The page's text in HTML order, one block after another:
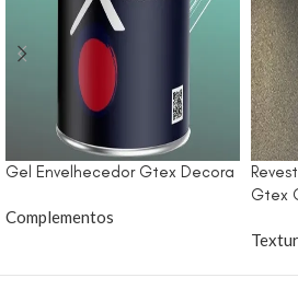
Gel Envelhecedor Gtex Decora
Complementos
Gtex